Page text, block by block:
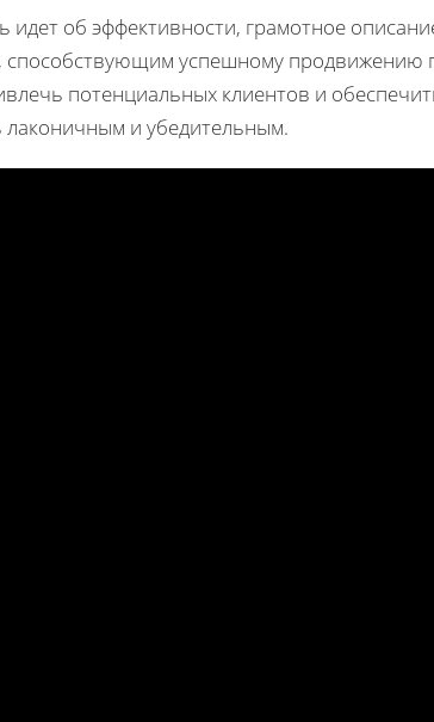
идет об эффективности, грамотное
способствующим успешному продвижению
потенциальных клиентов и
лаконичным и убедительным.